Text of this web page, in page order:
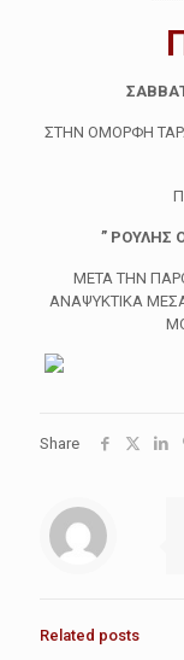
ΣΤΗΝ ΟΜΟΡΦΗ
” ΡΟΥΛΗΣ
ΜΕΤΑ ΤΗΝ
ΑΝΑΨΥΚΤΙΚΑ
Share
Related posts